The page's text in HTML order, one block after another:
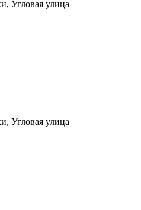
Угловая улица
Угловая улица